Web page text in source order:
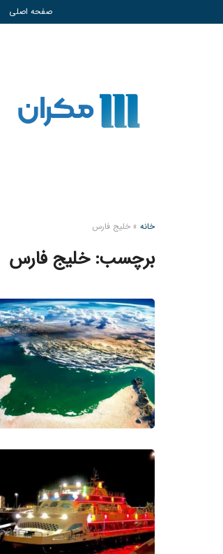
صفحه اصلی
خانه »خلیج فارس
برچسب:خلیج فارس